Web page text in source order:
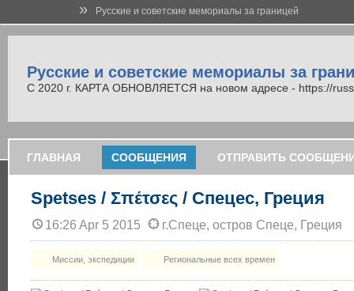
» Русские и советские мемориалы за границей
Русские и советские мемориалы за
С 2020 г. КАРТА ОБНОВЛЯЕТСЯ на новом адресе - https://
ГЛАВНАЯ СООБЩЕНИЯ ОТПРАВИТЬ
Spetses / Σπέτσες / Спецес, Греция
16:26 Apr 5 2015 г.Спеце, остров Спеце, Греция
Миссии, экспедиции Региональные всех времен